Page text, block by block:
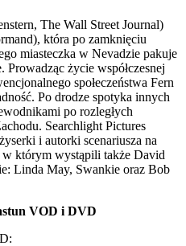
The Wall Street Journal)
która po zamknięciu
miasteczka w Nevadzie pakuje
Prowadząc życie współczesnej
społeczeństwa Fern
Po drodze spotyka innych
po rozległych
Searchlight Pictures
i autorki scenariusza na
którym wystąpili także David
Linda May, Swankie oraz Bob
VOD i DVD